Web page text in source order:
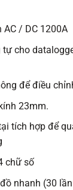
/ DC 1200A
cho
để điều
23mm.
tích hợp để
chữ số
nhanh (30